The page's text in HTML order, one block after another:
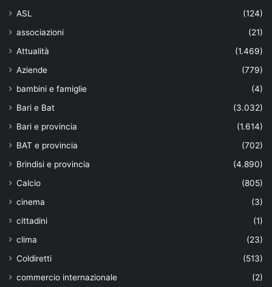
ASL
(124)
associazioni
(21)
Attualità
(1.469)
Aziende
(779)
bambini e famiglie
(4)
Bari e Bat
(3.032)
Bari e provincia
(1.614)
BAT e provincia
(702)
Brindisi e provincia
(4.890)
Calcio
(805)
cinema
(3)
cittadini
(1)
clima
(23)
Coldiretti
(513)
commercio internazionale
(2)